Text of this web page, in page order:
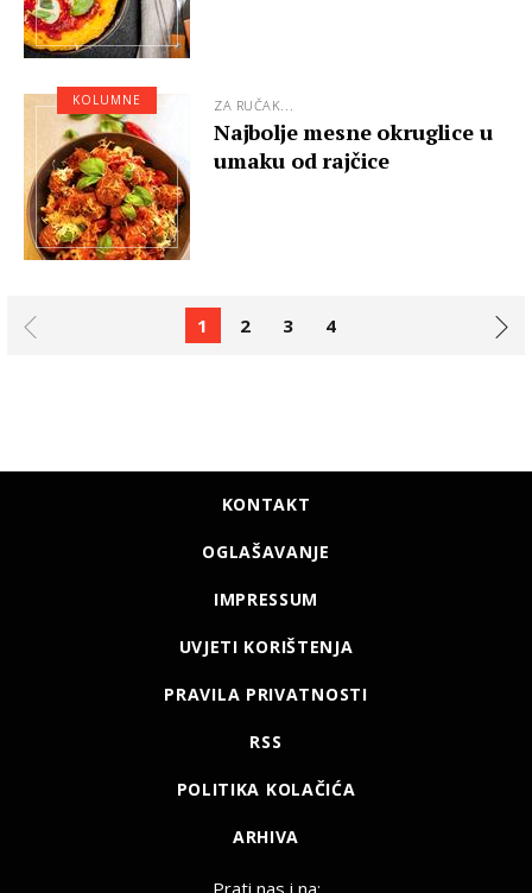
ZA RUČAK...
Najbolje mesne okruglice u
umaku od rajčice
KOLUMNE
1 2 3 4
KONTAKT
OGLAŠAVANJE
IMPRESSUM
UVJETI KORIŠTENJA
PRAVILA PRIVATNOSTI
RSS
POLITIKA KOLAČIĆA
ARHIVA
Prati nas i na: